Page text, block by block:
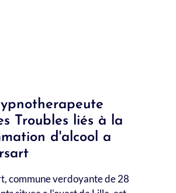
Troubles liés à la
d'alcool a
commune verdoyante de 28